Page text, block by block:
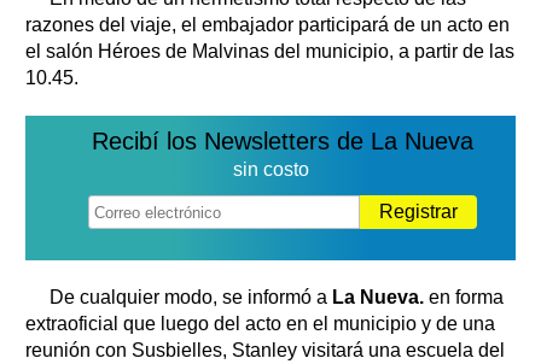
Edictos
Teléfonos de urgencia
razones del viaje, el embajador participará de un acto en
el salón Héroes de Malvinas del municipio, a partir de las
10.45.
Recibí los Newsletters de La Nueva
sin costo
Registrar
De cualquier modo, se informó a La Nueva. en forma
extraoficial que luego del acto en el municipio y de una
reunión con Susbielles, Stanley visitará una escuela del